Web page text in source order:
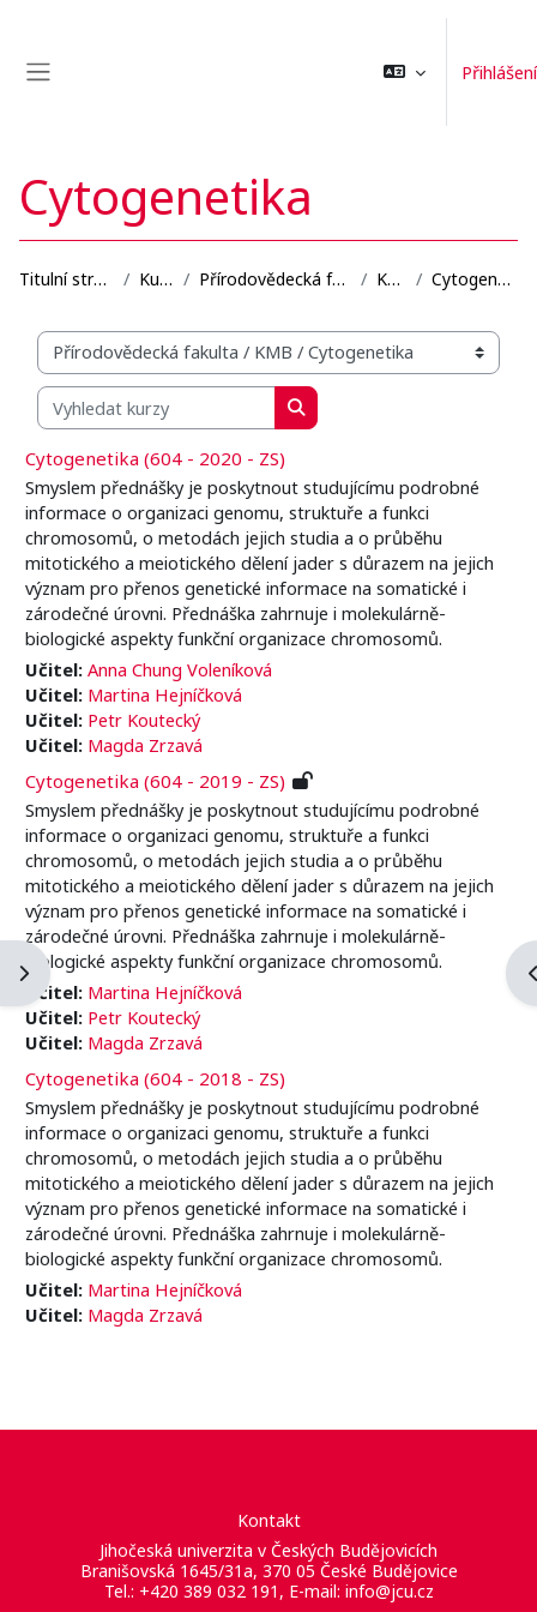
Přihlášení
Otevřít panel bloku
Cytogenetika
Titulní stránka Kurzy Přírodovědecká fakulta KMB Cytogenetika
Organizační struktura kurzů
Vyhledat kurzy
Vyhledat kurzy
Cytogenetika (604 - 2020 - ZS)
Smyslem přednášky je poskytnout studujícímu podrobné
informace o organizaci genomu, struktuře a funkci
chromosomů, o metodách jejich studia a o průběhu
mitotického a meiotického dělení jader s důrazem na jejich
význam pro přenos genetické informace na somatické i
zárodečné úrovni. Přednáška zahrnuje i molekulárně-
biologické aspekty funkční organizace chromosomů.
Učitel: Anna Chung Voleníková
Učitel: Martina Hejníčková
Učitel: Petr Koutecký
Učitel: Magda Zrzavá
Cytogenetika (604 - 2019 - ZS)
Smyslem přednášky je poskytnout studujícímu podrobné
informace o organizaci genomu, struktuře a funkci
chromosomů, o metodách jejich studia a o průběhu
mitotického a meiotického dělení jader s důrazem na jejich
význam pro přenos genetické informace na somatické i
zárodečné úrovni. Přednáška zahrnuje i molekulárně-
biologické aspekty funkční organizace chromosomů.
Učitel: Martina Hejníčková
Učitel: Petr Koutecký
Učitel: Magda Zrzavá
Cytogenetika (604 - 2018 - ZS)
Smyslem přednášky je poskytnout studujícímu podrobné
informace o organizaci genomu, struktuře a funkci
chromosomů, o metodách jejich studia a o průběhu
mitotického a meiotického dělení jader s důrazem na jejich
význam pro přenos genetické informace na somatické i
zárodečné úrovni. Přednáška zahrnuje i molekulárně-
biologické aspekty funkční organizace chromosomů.
Učitel: Martina Hejníčková
Učitel: Magda Zrzavá
Kontakt
Jihočeská univerzita v Českých Budějovicích
Branišovská 1645/31a, 370 05 České Budějovice
Tel.: +420 389 032 191, E-mail: info@jcu.cz